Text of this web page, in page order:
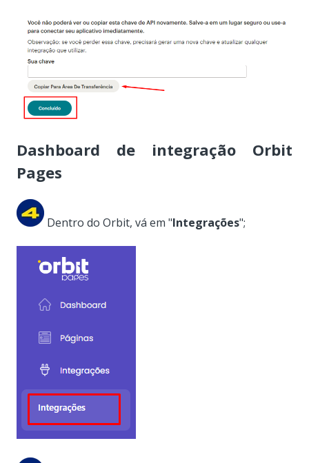
Dashboard de integração Orbit
Pages
Dentro do Orbit, vá em "Integrações";